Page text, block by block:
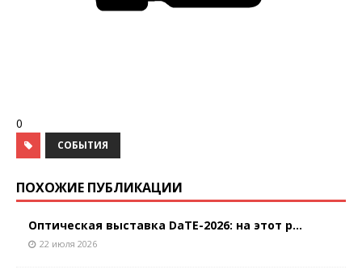
0
СОБЫТИЯ
ПОХОЖИЕ ПУБЛИКАЦИИ
Оптическая выставка DaTE-2026: на этот р...
22 июля 2026